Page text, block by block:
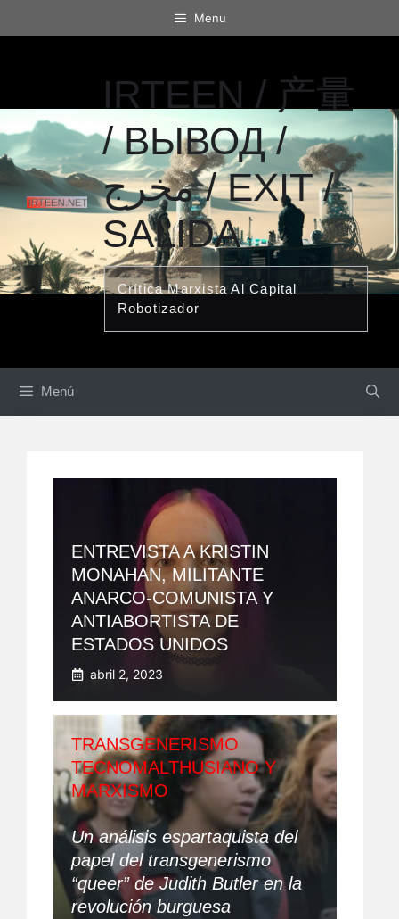
al
Menu
IRTEEN / 产量
/ ВЫВОД /
مخرج / EXIT /
SALIDA
Crítica Marxista Al Capital
Robotizador
Menú
ENTREVISTA A KRISTIN
MONAHAN, MILITANTE
ANARCO-COMUNISTA Y
ANTIABORTISTA DE
ESTADOS UNIDOS
abril 2, 2023
TRANSGENERISMO
TECNOMALTHUSIANO Y
MARXISMO
Un análisis espartaquista del
papel del transgenerismo
“queer” de Judith Butler en la
revolución burguesa